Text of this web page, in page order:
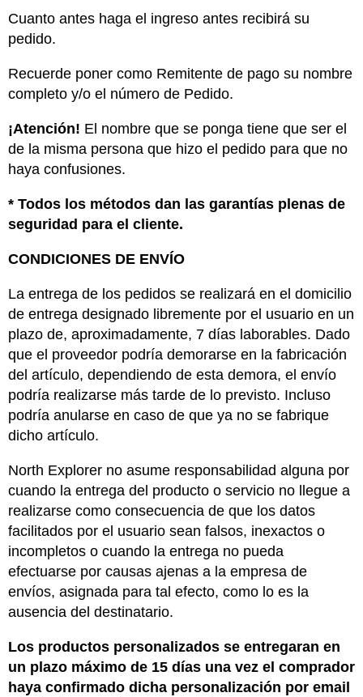
Cuanto antes haga el ingreso antes recibirá su
pedido.
Recuerde poner como Remitente de pago su nombre
completo y/o el número de Pedido.
¡Atención! El nombre que se ponga tiene que ser el
de la misma persona que hizo el pedido para que no
haya confusiones.
* Todos los métodos dan las garantías plenas de
seguridad para el cliente.
CONDICIONES DE ENVÍO
La entrega de los pedidos se realizará en el domicilio
de entrega designado libremente por el usuario en un
plazo de, aproximadamente, 7 días laborables. Dado
que el proveedor podría demorarse en la fabricación
del artículo, dependiendo de esta demora, el envío
podría realizarse más tarde de lo previsto. Incluso
podría anularse en caso de que ya no se fabrique
dicho artículo.
North Explorer no asume responsabilidad alguna por
cuando la entrega del producto o servicio no llegue a
realizarse como consecuencia de que los datos
facilitados por el usuario sean falsos, inexactos o
incompletos o cuando la entrega no pueda
efectuarse por causas ajenas a la empresa de
envíos, asignada para tal efecto, como lo es la
ausencia del destinatario.
Los productos personalizados se entregaran en
un plazo máximo de 15 días una vez el comprador
haya confirmado dicha personalización por email